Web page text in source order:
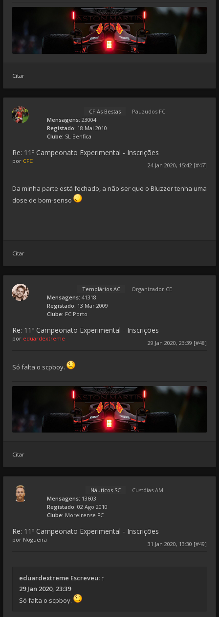
Citar
CF As Bestas
Pauzudos FC
Mensagens: 23004
Registado: 18 Mai 2010
Clube: SL Benfica
Re: 11º Campeonato Experimental - Inscrições
24 Jan 2020, 15:42 [#47]
por CFC
Da minha parte está fechado, a não ser que o Bluzzer tenha uma
dose de bom-senso
Citar
Templários AC
Organizador CE
Mensagens: 41318
Registado: 13 Mar 2009
Clube: FC Porto
Re: 11º Campeonato Experimental - Inscrições
29 Jan 2020, 23:39 [#48]
por eduardextreme
Só falta o scpboy.
Citar
Náuticos SC
Custóias AM
Mensagens: 13603
Registado: 02 Ago 2010
Clube: Moreirense FC
Re: 11º Campeonato Experimental - Inscrições
31 Jan 2020, 13:30 [#49]
por Nogueira
eduardextreme Escreveu: ↑
29 Jan 2020, 23:39
Só falta o scpboy.